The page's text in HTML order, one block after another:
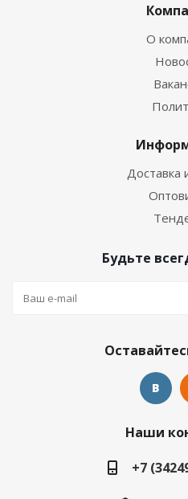
О
Доставка
Будьте
Наши
+7